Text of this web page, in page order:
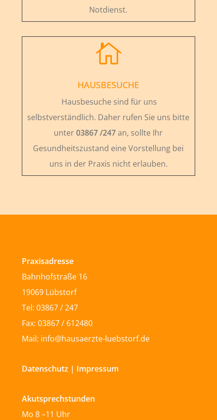
Notdienst.

HAUSBESUCHE
Hausbesuche sind für uns
selbstverständlich. Daher rufen Sie uns bitte
unter03867 /247an, sollte Ihr
Gesundheitszustand eine Vorstellung bei
uns in der Praxis nicht erlauben.
Praxisadresse
Bahnhofstraße 16
19069 Lübstorf
Tel: 03867 / 247
Fax: 03867 / 612480
Mail: info@hausaerzte-luebstorf.de
Datenschutz | Impressum
Akutsprechstunden
Mo 8 –11 Uhr